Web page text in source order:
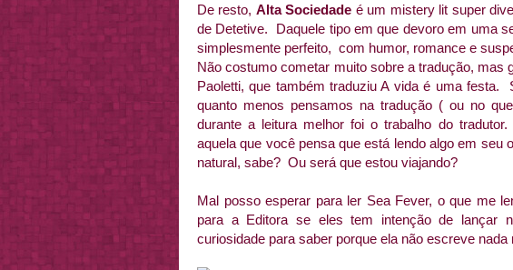
De resto, Alta Sociedade é um mistery lit super
de Detetive. Daquele tipo em que devoro em uma
simplesmente perfeito, com humor, romance e
Não costumo cometar muito sobre a tradução, mas
Paoletti, que também traduziu A vida é uma festa.
quanto menos pensamos na tradução ( ou no
durante a leitura melhor foi o trabalho do
aquela que você pensa que está lendo algo em seu
natural, sabe? Ou será que estou viajando?
Mal posso esperar para ler Sea Fever, o que me
para a Editora se eles tem intenção de lançar
curiosidade para saber porque ela não escreve nada